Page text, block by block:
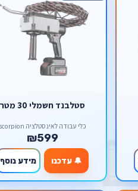
סטלבנד חשמלי 30 מטר
כלי עבודה לאינסטלציה scorpion
₪599
🔔 עדכנו מידע נוסף